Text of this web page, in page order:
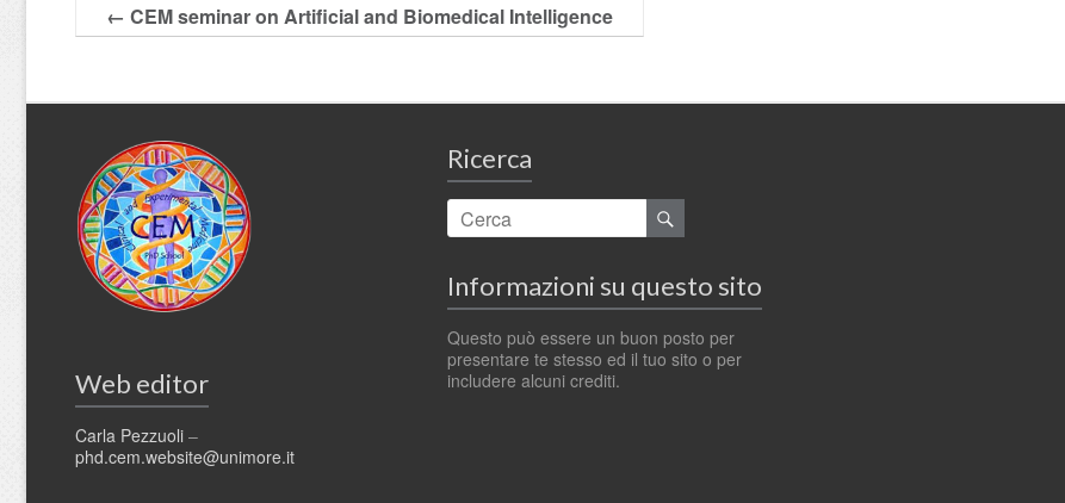
← CEM seminar on Artificial and Biomedical Intelligence
Web editor
Carla Pezzuoli –
phd.cem.website@unimore.it
Ricerca
Informazioni su questo sito
Questo può essere un buon posto per
presentare te stesso ed il tuo sito o per
includere alcuni crediti.